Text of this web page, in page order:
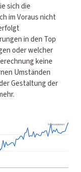
sich die
im Voraus nicht
in den Top
oder welcher
keine
Umständen
Gestaltung der